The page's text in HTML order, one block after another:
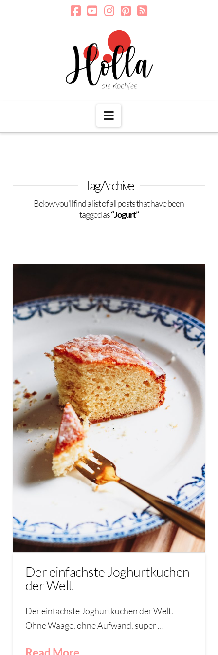
Navigation
Tag Archive
Below you'll find a list of all posts that have been
tagged as“Jogurt”
Der einfachste Joghurtkuchen
der Welt
Der einfachste Joghurtkuchen der Welt.
Ohne Waage, ohne Aufwand, super …
Read More